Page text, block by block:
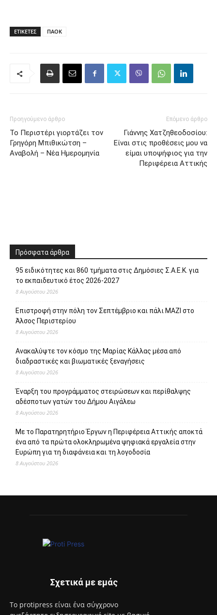
ΕΤΙΚΈΤΕΣ ΠΑΟΚ
Προηγούμενο άρθρο
Το Περιστέρι γιορτάζει τον
Γρηγόρη Μπιθικώτση –
Αναβολή – Νέα Ημερομηνία
Επόμενο άρθρο
Γιάννης Χατζηθεοδοσίου:
Είναι στις προθέσεις μου να
είμαι υποψήφιος για την
Περιφέρεια Αττικής
Πρόσφατα άρθρα
95 ειδικότητες και 860 τμήματα στις Δημόσιες Σ.Α.Ε.Κ. για
το εκπαιδευτικό έτος 2026-2027
8 Αυγούστου 2026
Επιστροφή στην πόλη τον Σεπτέμβριο και πάλι ΜΑΖΙ στο
Άλσος Περιστερίου
8 Αυγούστου 2026
Ανακαλύψτε τον κόσμο της Μαρίας Κάλλας μέσα από
διαδραστικές και βιωματικές ξεναγήσεις
8 Αυγούστου 2026
Έναρξη του προγράμματος στειρώσεων και περίθαλψης
αδέσποτων γατών του Δήμου Αιγάλεω
8 Αυγούστου 2026
Με το Παρατηρητήριο Έργων η Περιφέρεια Αττικής αποκτά
ένα από τα πρώτα ολοκληρωμένα ψηφιακά εργαλεία στην
Ευρώπη για τη διαφάνεια και τη λογοδοσία
8 Αυγούστου 2026
Σχετικά με εμάς
Το protipress είναι ένα σύγχρονο